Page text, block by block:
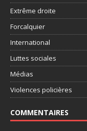
Extrême droite
Forcalquier
International
Luttes sociales
Médias
Violences policières
COMMENTAIRES